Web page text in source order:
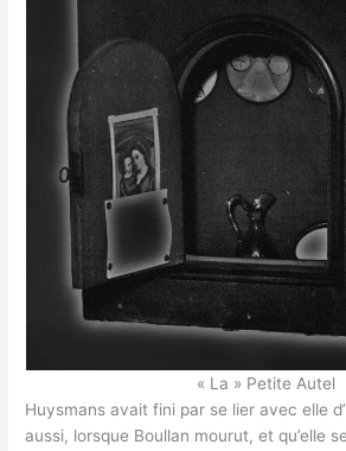
« La » Petite Autel
Huysmans avait fini par se lier avec elle
aussi, lorsque Boullan mourut, et qu’elle